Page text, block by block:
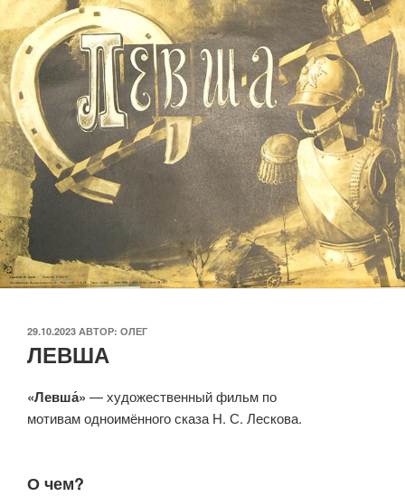
ОПУБЛИКОВАНО
29.10.2023 АВТОР: ОЛЕГ
ЛЕВША
«Левша́» — художественный фильм по
мотивам одноимённого сказа Н. С. Лескова.
О чем?